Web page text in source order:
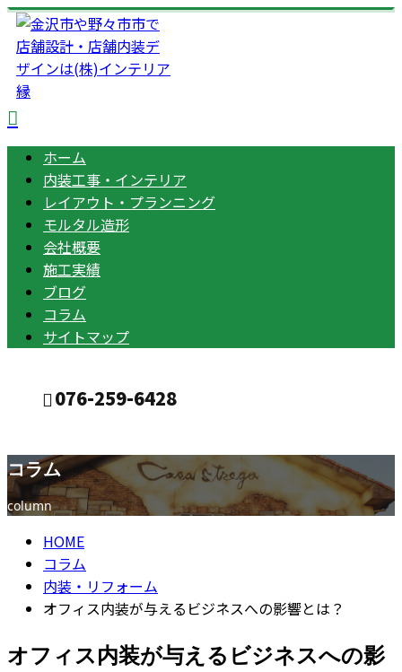
ホーム
内装工事・インテリア
レイアウト・プランニング
モルタル造形
会社概要
施工実績
ブログ
コラム
サイトマップ
076-259-6428
CONTACT
コラム
column
HOME
コラム
内装・リフォーム
オフィス内装が与えるビジネスへの影響とは？
オフィス内装が与えるビジネスへの影